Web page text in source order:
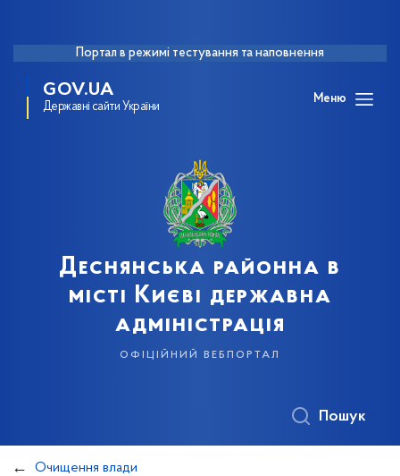
Портал в режимі тестування та наповнення
GOV.UA
Державні сайти України
Меню
Деснянська районна в
місті Києві державна
адміністрація
офіційний вебпортал
Пошук
Очищення влади